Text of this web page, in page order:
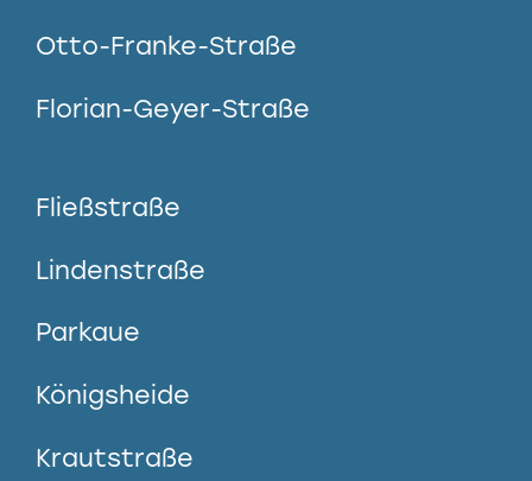
Otto-Franke-Straße
Florian-Geyer-Straße
Fließstraße
Lindenstraße
Parkaue
Königsheide
Krautstraße